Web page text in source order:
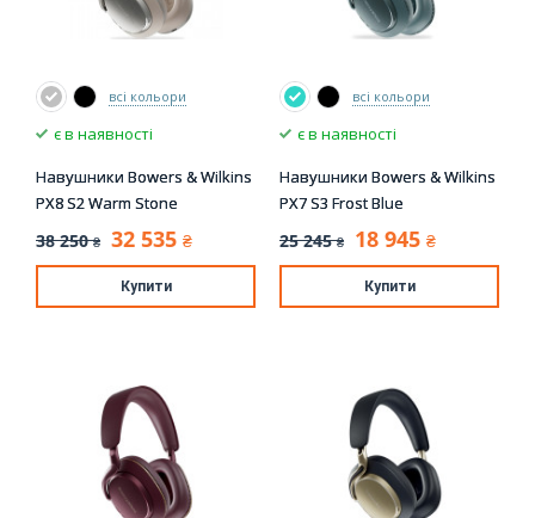
всі кольори
є в наявності
Навушники Bowers & Wilkins
PX8 S2 Warm Stone
38 250 ₴ 32 535 ₴
Купити
всі кольори
є в наявності
Навушники Bowers & Wilkins
PX7 S3 Frost Blue
25 245 ₴ 18 945 ₴
Купити